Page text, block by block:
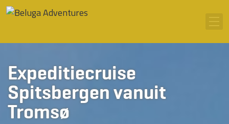
Ga naar inhoud
Expeditiecruise
Spitsbergen vanuit
Tromsø